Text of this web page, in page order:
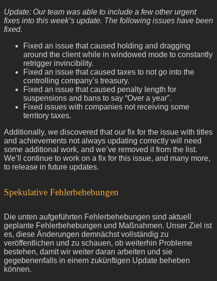
Update: Our team was able to include a few other urgent
fixes into this week’s update. The following issues have been
fixed.
Fixed an issue that caused holding and dragging
around the client while in windowed mode to constantly
retrigger invincibility.
Fixed an issue that caused taxes to not go into the
controlling company’s treasury.
Fixed an issue that caused penalty length for
suspensions and bans to say “Over a year”.
Fixed issues with companies not receiving some
territory taxes.
Additionally, we discovered that our fix for the issue with titles
and achievements not always updating correctly will need
some additional work, and we’ve removed it from the list.
We’ll continue to work on a fix for this issue, and many more,
to release in future updates.
Spekulative Fehlerbehebungen
Die unten aufgeführten Fehlerbehebungen sind aktuell
geplante Fehlerbehebungen und Maßnahmen. Unser Ziel ist
es, diese Änderungen demnächst vollständig zu
veröffentlichen und zu schauen, ob weiterhin Probleme
bestehen, damit wir weiter daran arbeiten und sie
gegebenenfalls in einem zukünftigen Update beheben
können.